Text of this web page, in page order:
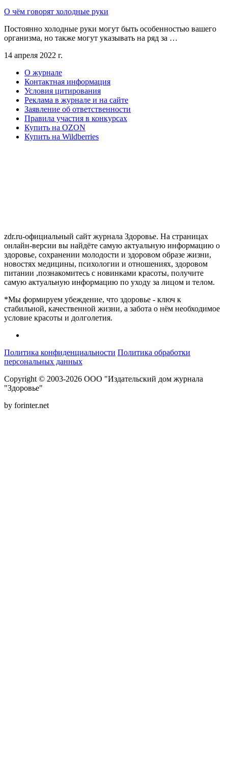
О чём говорят холодные руки
Постоянно холодные руки могут быть особенностью вашего
организма, но также могут указывать на ряд за …
14 апреля 2022 г.
О журнале
Контактная информация
Условия цитирования
Реклама в журнале и на сайте
Заявление об ответственности
Правила участия в конкурсах
Купить на OZON
Купить на Wildberries
zdr.ru-официальный сайт журнала Здоровье. На страницах
онлайн-версии вы найдёте самую актуальную информацию о
здоровье, сохранении молодости и здоровом образе жизни,
новостях медицины, психологии и отношениях, здоровом
питании ,познакомитесь с новинками красоты, получите
самую актуальную информацию по уходу за лицом и телом.
*Мы формируем убеждение, что здоровье - ключ к
стабильной, качественной жизни, а забота о нём необходимое
условие красоты и долголетия.
Политика конфиденциальности Политика обработки
персональных данных
Copyright © 2003-2026 ООО "Издательский дом журнала
"Здоровье"
by forinter.net